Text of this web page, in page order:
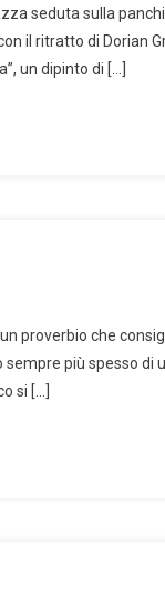
seduta sulla
il ritratto di Dorian
un dipinto di […]
proverbio che
più spesso di
si […]